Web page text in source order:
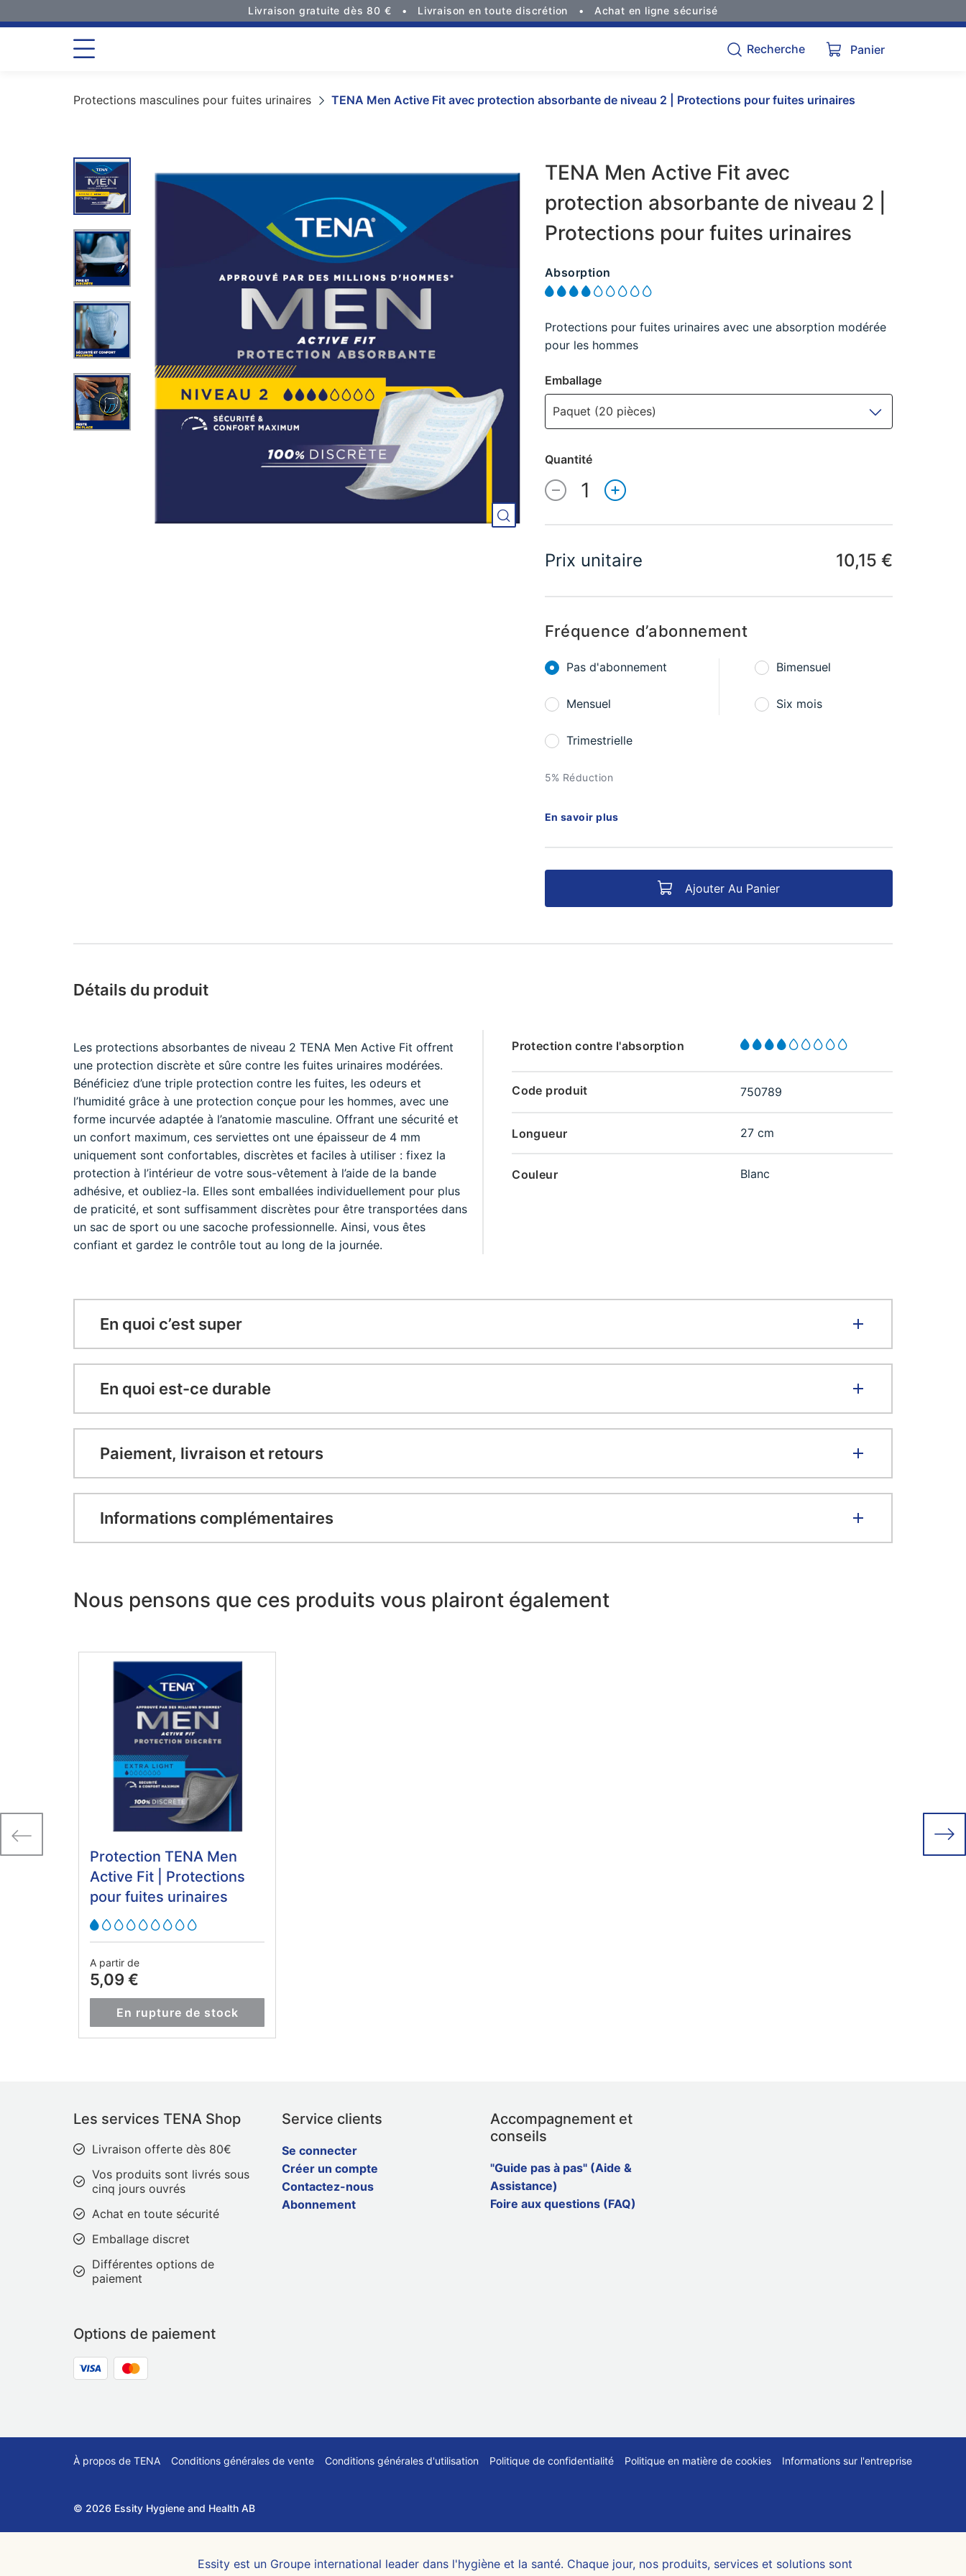
Livraison gratuite dès 80 € Livraison en toute discrétion Achat en ligne sécurisé
Recherche Panier
Protections masculines pour fuites urinaires TENA Men Active Fit avec protection absorbante de niveau 2 | Protections pour fuites urinaires
TENA Men Active Fit avec
protection absorbante de niveau 2 |
Protections pour fuites urinaires
Absorption
Protections pour fuites urinaires avec une absorption modérée
pour les hommes
Emballage
Paquet (20 pièces)
Quantité
Quantité
1
Prix unitaire 10,15 €
Fréquence d’abonnement
Pas d'abonnement Bimensuel
Mensuel Six mois
Trimestrielle
5% Réduction
En savoir plus
Ajouter Au Panier
Détails du produit
Les protections absorbantes de niveau 2 TENA Men Active Fit offrent
une protection discrète et sûre contre les fuites urinaires modérées.
Bénéficiez d’une triple protection contre les fuites, les odeurs et
l’humidité grâce à une protection conçue pour les hommes, avec une
forme incurvée adaptée à l’anatomie masculine. Offrant une sécurité et
un confort maximum, ces serviettes ont une épaisseur de 4 mm
uniquement sont confortables, discrètes et faciles à utiliser : fixez la
protection à l’intérieur de votre sous-vêtement à l’aide de la bande
adhésive, et oubliez-la. Elles sont emballées individuellement pour plus
de praticité, et sont suffisamment discrètes pour être transportées dans
un sac de sport ou une sacoche professionnelle. Ainsi, vous êtes
confiant et gardez le contrôle tout au long de la journée.
Protection contre l'absorption
Code produit 750789
Longueur 27 cm
Couleur Blanc
En quoi c’est super
En quoi est-ce durable
Paiement, livraison et retours
Informations complémentaires
Nous pensons que ces produits vous plairont également
Protection TENA Men
Active Fit | Protections
pour fuites urinaires
A partir de
5,09 €
En rupture de stock
Les services TENA Shop
Livraison offerte dès 80€
Vos produits sont livrés sous
cinq jours ouvrés
Achat en toute sécurité
Emballage discret
Différentes options de
paiement
Options de paiement
Service clients
Se connecter
Créer un compte
Contactez-nous
Abonnement
Accompagnement et
conseils
"Guide pas à pas" (Aide &
Assistance)
Foire aux questions (FAQ)
À propos de TENA Conditions générales de vente Conditions générales d'utilisation Politique de confidentialité Politique en matière de cookies Informations sur l'entreprise
© 2026 Essity Hygiene and Health AB
Essity est un Groupe international leader dans l'hygiène et la santé. Chaque jour, nos produits, services et solutions sont